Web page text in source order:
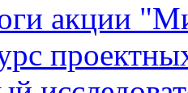
акции